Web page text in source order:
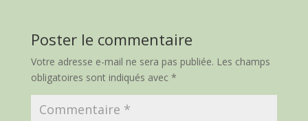
Poster le commentaire
Votre adresse e-mail ne sera pas publiée. Les champs
obligatoires sont indiqués avec *